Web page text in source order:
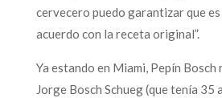
cervecero puedo garantizar que
acuerdo con la receta original”.
Ya estando en Miami, Pepín Bosch
Jorge Bosch Schueg (que tenía 35